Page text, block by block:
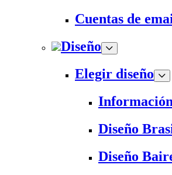
Cuentas de
Diseño
Elegir diseño
Diseño
Diseño